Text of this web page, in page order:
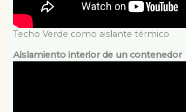
Techo Verde como aislante térmico
Aislamiento interior de un contenedor